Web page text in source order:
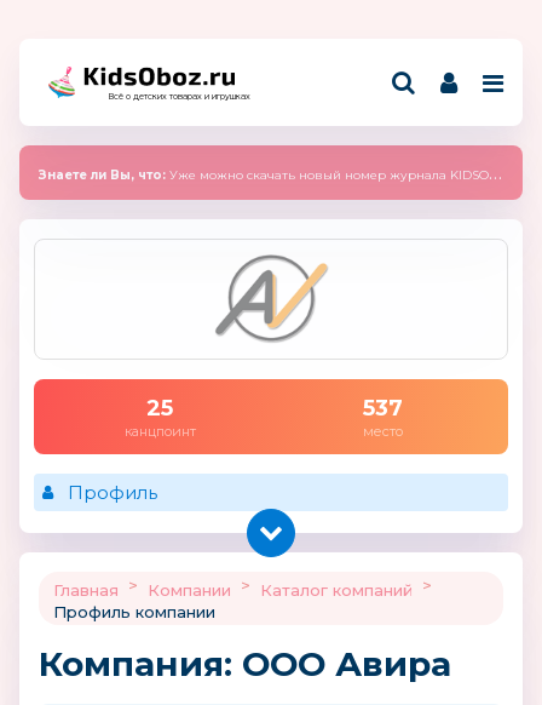
Всё о детских товарах и игрушках
Знаете ли Вы, что: Уже можно скачать новый номер журнала KIDSOBOZ 2025 (сентябрь)
25
канцпоинт
537
место
Профиль
Главная > Компании > Каталог компаний
>
Профиль компании
Компания: ООО Авира